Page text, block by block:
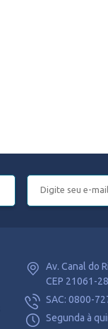
Av. Canal do
CEP 21061-
SAC: 0800-
Segunda à